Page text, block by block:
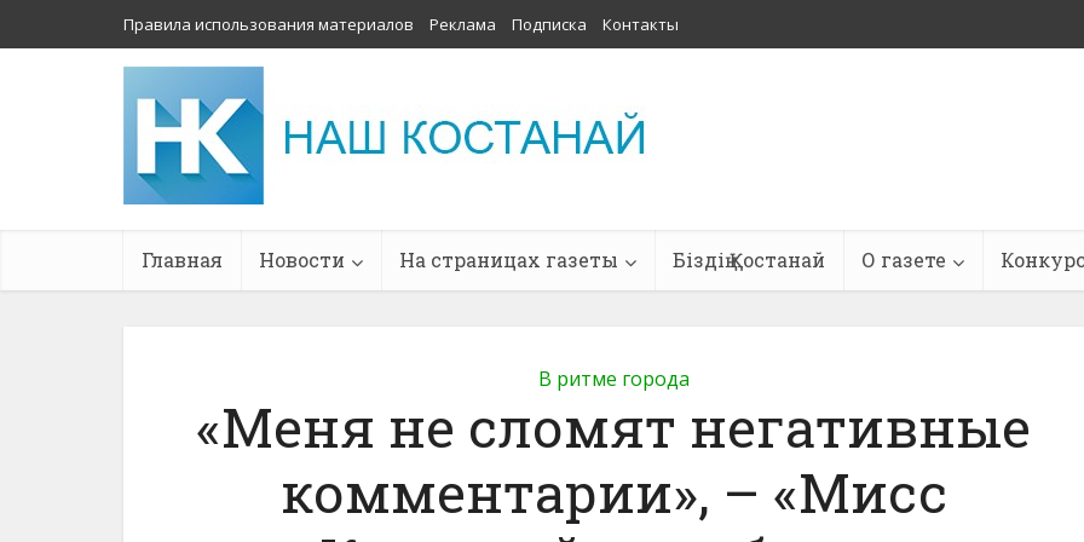
Правила использования материалов Реклама Подписка Контакты
Главная Новости На страницах газеты Біздің Қостанай О газете
В ритме города
«Меня не сломят негативные
комментарии», – «Мисс